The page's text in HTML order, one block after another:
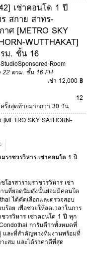
เช่าคอนโด 1 ปี
ร สกาย สาทร-
าศ [METRO SKY
WUTTHAKAT]
ม. ชั้น 16
StudioSponsored Room
22 ตรม. ชั้น 16 FH
เช่า 12,000 ฿
12
รั้งสุดท้ายมากกว่า 30 วัน
SKY SATHORN-
ราชวรวิหาร เช่าคอนโด 1 ปี
อรสารามราชวรวิหาร เช่า
นที่ยอดนิมดังนั้นย่อมมีคอนโด
ได้คัดเลือกและตรวจสอบ
ร้อย เพื่อช่วยให้ลดเวลาในการ
วรวิหาร เช่าคอนโด 1 ปี ทุก
การันตีว่าทั้งหมดที่
และที่สำคัญทางทีมงานพร้อมที่
ะสม และได้ราคาดีที่สุด